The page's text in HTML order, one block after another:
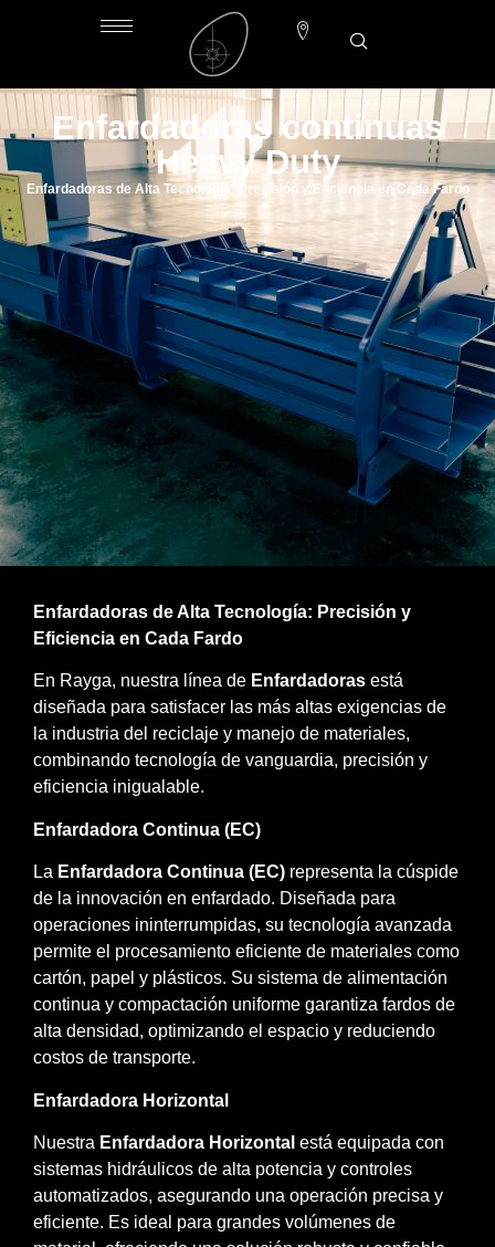
Enfardadoras continuas
Heavy Duty
Enfardadoras de Alta Tecnología: Precisión y Eficiencia en Cada Fardo
Enfardadoras de Alta Tecnología: Precisión y
Eficiencia en Cada Fardo
En Rayga, nuestra línea de Enfardadoras está
diseñada para satisfacer las más altas exigencias de
la industria del reciclaje y manejo de materiales,
combinando tecnología de vanguardia, precisión y
eficiencia inigualable.​
Enfardadora Continua (EC)
La Enfardadora Continua (EC) representa la cúspide
de la innovación en enfardado. Diseñada para
operaciones ininterrumpidas, su tecnología avanzada
permite el procesamiento eficiente de materiales como
cartón, papel y plásticos. Su sistema de alimentación
continua y compactación uniforme garantiza fardos de
alta densidad, optimizando el espacio y reduciendo
costos de transporte.​
Enfardadora Horizontal
Nuestra Enfardadora Horizontal está equipada con
sistemas hidráulicos de alta potencia y controles
automatizados, asegurando una operación precisa y
eficiente. Es ideal para grandes volúmenes de